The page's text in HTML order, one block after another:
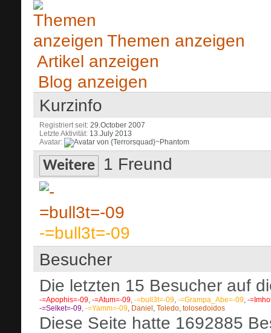
Themen anzeigen
Artikel anzeigen
Blog anzeigen
Kurzinfo
Registriert seit 29.October 2007
Letzte Aktivität 13.July 2013
Avatar
Weitere 1 Freund
-=bull3t=-09
Besucher
Die letzten 15 Besucher auf
-=Apophis=-09, -=Atum=-09, -=bull3t=-09, -=Grampa_Abe=-09, -
-=Selket=-09, -=Yamm=-09, Daniel , Toledo, tolosedoidos
Diese Seite hatte 1692885